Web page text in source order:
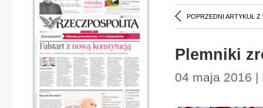
POPRZEDNI ARTYKUŁ Z
Plemniki
04 maja 2016 |